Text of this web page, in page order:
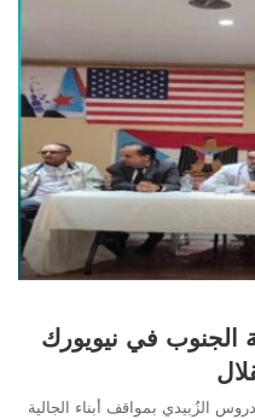
الجنوب في نيويورك
الزُبيدي بمواقف أبناء الجالية